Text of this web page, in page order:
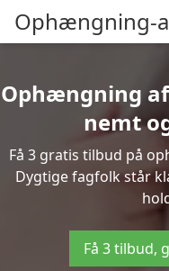
Ophængning-
Ophængning
nemt
Få 3 gratis tilbud på
Dygtige fagfolk står
Få 3 tilbud,